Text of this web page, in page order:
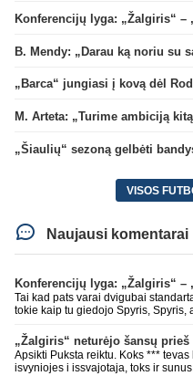
„Barca“ jungiasi į kovą dėl
M. Arteta: „Turime ambiciją
„Šiaulių“ sezoną gelbėti
VISOS
Naujausi komentarai
Tai kad pats varai dvigubai
tokie kaip tu giedojo Spyris,
daug didesnis. Tfu ant tokių.
„Žalgiris“ neturėjo šansų prieš
Apsikti Puksta reiktu. Koks ***
isvyniojes i issvajotaja, toks ir